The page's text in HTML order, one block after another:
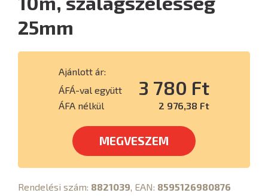
25mm
Ajánlott ár:
ÁFÁ-val együtt
3 780 Ft
ÁFA nélkül 2 976,38 Ft
MEGVESZEM
Rendelési szám: 8821039 , EAN: 8595126980876